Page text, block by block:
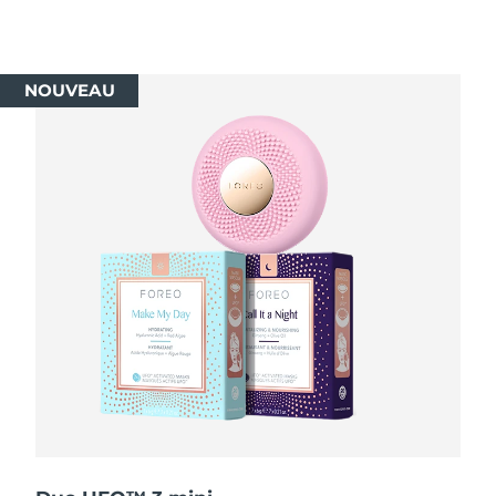
NOUVEAU
Macao
Livraison estimée
Livraison estimée
Livraison estimée
Monaco Livraison estimée
Pays-Bas Livraison estimée
Nouvelle-Zélande Livraison estimée
Oman